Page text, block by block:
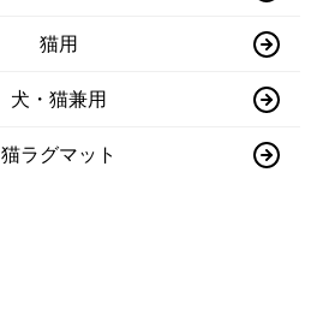
猫用
犬・猫兼用
猫ラグマット